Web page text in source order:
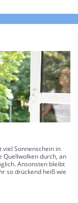
Sonnenschein in
Quellwolken durch, an
Ansonsten bleibt
so drückend heiß wie